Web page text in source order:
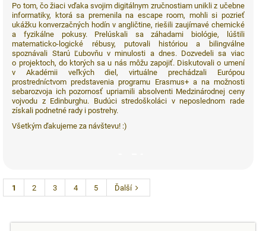
Po tom, čo žiaci vďaka svojim digitálnym zručnostiam unikli z učebne
informatiky, ktorá sa premenila na escape room, mohli si pozrieť
ukážku konverzačných hodín v angličtine, riešili zaujímavé chemické
a fyzikálne pokusy. Prelúskali sa záhadami biológie, lúštili
matematicko-logické rébusy, putovali históriou a bilingválne
spoznávali Starú Ľubovňu v minulosti a dnes. Dozvedeli sa viac
o projektoch, do ktorých sa u nás môžu zapojiť. Diskutovali o umení
v Akadémii veľkých diel, virtuálne prechádzali Európou
prostredníctvom predstavenia programu Erasmus+ a na možnosti
sebarozvoja ich pozornosť upriamili absolventi Medzinárodnej ceny
vojvodu z Edinburghu. Budúci stredoškoláci v neposlednom rade
získali podnetné rady i postrehy.
Všetkým ďakujeme za návštevu! :)
1 2 3 4 5 Ďalší